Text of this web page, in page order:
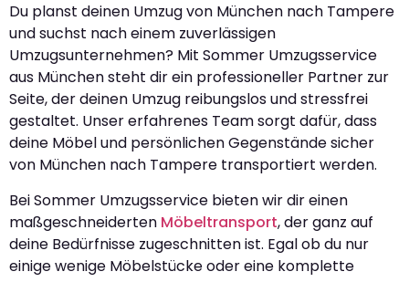
Du planst deinen Umzug von München nach Tampere
und suchst nach einem zuverlässigen
Umzugsunternehmen? Mit Sommer Umzugsservice
aus München steht dir ein professioneller Partner zur
Seite, der deinen Umzug reibungslos und stressfrei
gestaltet. Unser erfahrenes Team sorgt dafür, dass
deine Möbel und persönlichen Gegenstände sicher
von München nach Tampere transportiert werden.
Bei Sommer Umzugsservice bieten wir dir einen
maßgeschneiderten Möbeltransport, der ganz auf
deine Bedürfnisse zugeschnitten ist. Egal ob du nur
einige wenige Möbelstücke oder eine komplette